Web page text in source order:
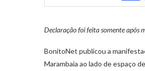
Declaração foi feita somente após
BonitoNet publicou a
Marambaia ao lado de espaço